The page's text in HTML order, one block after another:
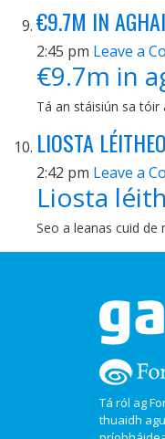
€9.7M IN
2:45 pm Leave a
€9.7m in
Tá an stáisiún sa tóir
LIOSTA
2:42 pm Leave a
Liosta
Seo a leanas cuid de
Tá ról ag
thuaidh